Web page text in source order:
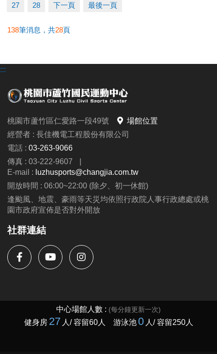
使用APP報名時，請先進入「羽球課程」頁面，
【 報名優惠 】
報名同門3、4月期課程享9折優惠（限臨櫃報名）
——— ◎ 注意事項 ◎ ———
(一) 9折優惠限臨櫃報名。
(二) 課程費用：$3,500／期，一期7堂。
(三) 請穿著運動服裝、鞋底乾淨之運動鞋，並攜帶水
壺、毛巾及課程相關用具。
(四) 欲轉班者請至櫃檯辦理，每人僅限辦理乙次。
(五) 活動場內禁止飲食（除運動飲料及水）。
(七) 主辦單位保有延期舉辦活動、調整場地及最終釋
疑等權利。
(八) 如有未盡事宜，依現場告示為主。
27 28 下一頁 最後一頁
138筆消息，共28頁
:::
桃園市蘆竹區仁愛路一段49號
場館位置
經營者 : 長佳機電工程股份有限公司
電話 : 03-263-9066
傳真 : 03-222-9607
|
E-mail : luzhusports@changjia.com.tw
開放時間 : 06:00~22:00 (除夕、初一休館)
逢颱風、地震、豪雨等天災均依照行政院人事行政總處或桃
園市政府宣佈是否對外開放
社群連結